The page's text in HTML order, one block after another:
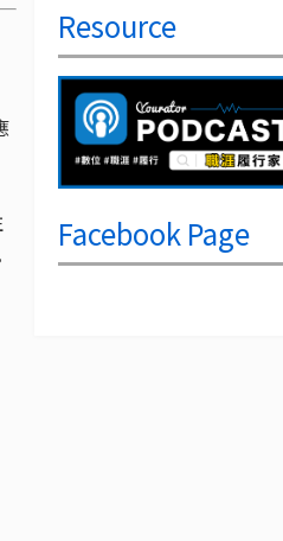
Resource
Facebook Page